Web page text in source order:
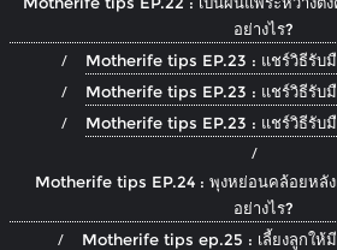
อย่างไร?
Motherife tips EP.23 : แชร์วิธีรับ
Motherife tips EP.23 : แชร์วิธีรับ
Motherife tips EP.23 : แชร์วิธีรับ
Motherife tips EP.24 : พุงหย่อนคล้อยหลั
อย่างไร?
Motherife tips ep.25 : เลี้ยงลูกใ